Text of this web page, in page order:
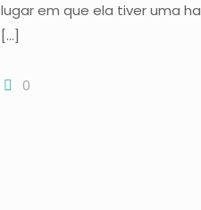
lugar em que ela tiver uma
[…]
0